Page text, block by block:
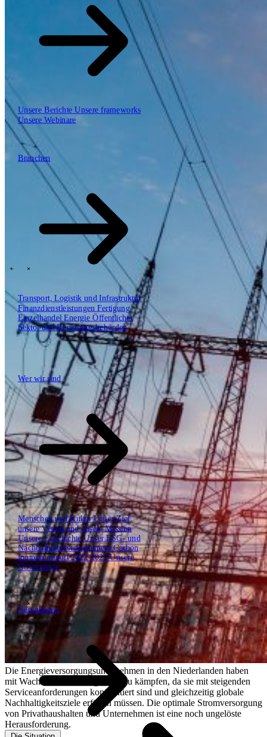
Unsere BerichteUnsere frameworks
Unsere Webinare
Branchen
Branchen
Transport, Logistik und Infrastruktur
Finanzdienstleistungen Fertigung
EinzelhandelEnergie Öffentlicher
Sektor und Regierungsbehörden
Technologiepartner
Wer wir sind
Wer wir sind
Menschen und KulturUnser Ziel,
unsere Vision und unsere Mission
Unsere GeschichteUnser ESG- und
NachhaltigkeitsengagementCarbon
footprint report 2022-2025Unsere
Governance
Neuigkeiten
Neuigkeiten
Plan, Build, Run durch dasselbe Team
Erkenntnisse
Unsere Berichte Unsere frameworksUnsere Webinare
\ \
Branchen
Die Energieversorgungsunternehmen in den Niederlanden haben
mit Wachstumsschwierigkeiten zu kämpfen, da sie mit steigenden
Serviceanforderungen konfrontiert sind und gleichzeitig globale
Nachhaltigkeitsziele erfüllen müssen. Die optimale Stromversorgung
von Privathaushalten und Unternehmen ist eine noch ungelöste
Herausforderung.